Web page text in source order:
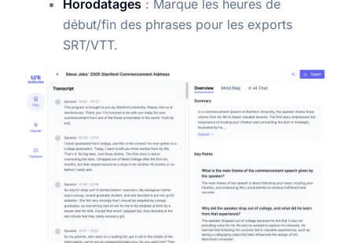
Horodatages : Marque les heures de
début/fin des phrases pour les exports
SRT/VTT.